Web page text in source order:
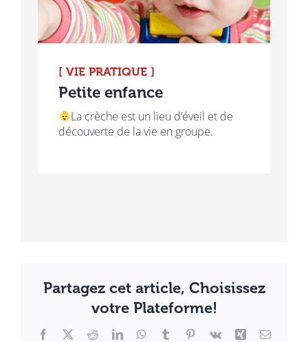
[ VIE PRATIQUE ]
Petite enfance
La crèche est un lieu d’éveil et de
découverte de la vie en groupe.
Partagez cet article, Choisissez
votre Plateforme!
Facebook
X RedditLinkedInWhatsApp
TumblrPinterest
Vk Xing Email